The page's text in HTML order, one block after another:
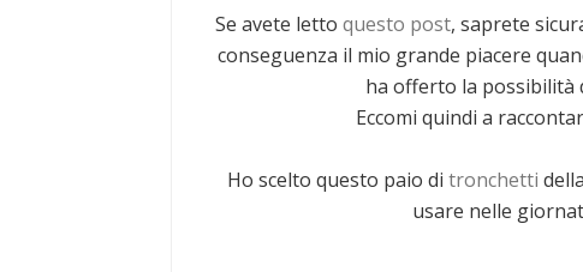
Se avete lettoquesto post, saprete
conseguenza il mio grande piacere
ha offerto la
Eccomi quindi a
Ho scelto questo paio ditronchetti
usare nelle